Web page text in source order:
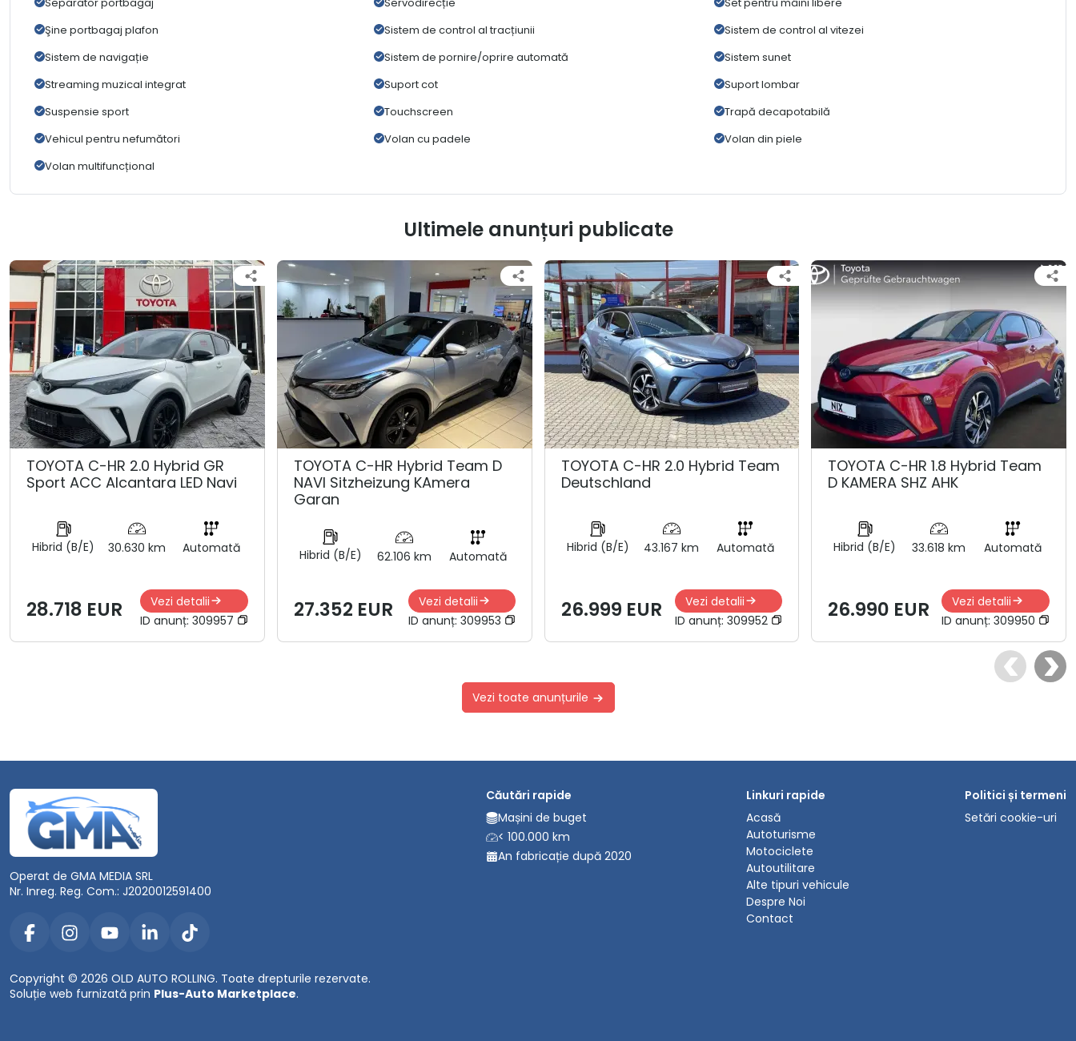
Şine portbagaj plafon
Sistem de control al tracțiunii
Sistem de control al vitezei
Sistem de navigație
Sistem de pornire/oprire automată
Sistem sunet
Streaming muzical integrat
Suport cot
Suport lombar
Suspensie sport
Touchscreen
Trapă decapotabilă
Vehicul pentru nefumători
Volan cu padele
Volan din piele
Volan multifuncțional
Ultimele anunțuri publicate
TOYOTA C-HR 2.0 Hybrid GR
Sport ACC Alcantara LED Navi
Hibrid (B/E) 30.630 km Automată
28.718 EUR
Vezi detalii
ID anunț: 309957
TOYOTA C-HR Hybrid Team D
NAVI Sitzheizung KAmera
Garan
Hibrid (B/E) 62.106 km Automată
27.352 EUR
Vezi detalii
ID anunț: 309953
TOYOTA C-HR 2.0 Hybrid Team
Deutschland
Hibrid (B/E) 43.167 km Automată
26.999 EUR
Vezi detalii
ID anunț:309952
TOYOTA C-HR 1.8 Hybrid Team
D KAMERA SHZ AHK
Hibrid (B/E) 33.618 km Automată
26.990 EUR
Vezi detalii
ID anunț: 309950
Vezi toate anunțurile
Operat de GMA MEDIA SRL
Nr. Inreg. Reg. Com.: J2020012591400
Copyright © 2026 OLD AUTO ROLLING. Toate drepturile rezervate.
Soluție web furnizată prin Plus-Auto Marketplace.
Căutări rapide
Mașini de buget
< 100.000 km
An fabricație după 2020
Linkuri rapide
Acasă
Autoturisme
Motociclete
Autoutilitare
Alte tipuri vehicule
Despre Noi
Contact
Politici și termeni
Setări cookie-uri